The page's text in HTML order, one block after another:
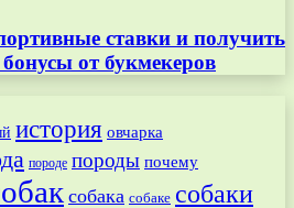
ставки и получить
от букмекеров
история овчарка
породе породы почему
собака собаке собаки